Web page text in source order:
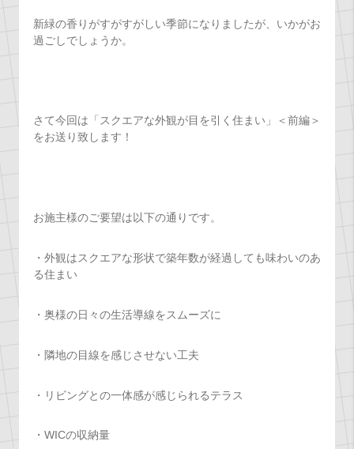
新緑の香りがすがすがしい季節になりましたが、いかがお
過ごしでしょうか。
さて今回は「スクエアな外観が目を引く住まい」＜前編＞
をお送り致します！
お施主様のご要望は以下の通りです。
・外観はスクエアな形状で築年数が経過しても味わいのあ
る住まい
・奥様の日々の生活導線をスムーズに
・隣地の目線を感じさせない工夫
・リビングとの一体感が感じられるテラス
・WICの収納量